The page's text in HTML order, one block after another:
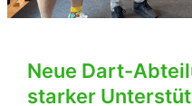
Neue Dart-
starker